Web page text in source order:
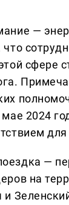
—
сфере
2024
для
—
на
и